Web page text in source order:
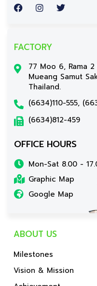
FACTORY
77 Moo 6, Rama
Mueang Samut
Thailand.
(6634)110-555,
(6634)812-459
OFFICE HOURS
Mon-Sat 8.00 -
Graphic Map
Google Map
ABOUT US
Milestones
Vision & Mission